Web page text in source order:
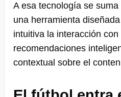
A esa tecnología se suma
una herramienta
intuitiva la interacción
recomendaciones
contextual sobre el